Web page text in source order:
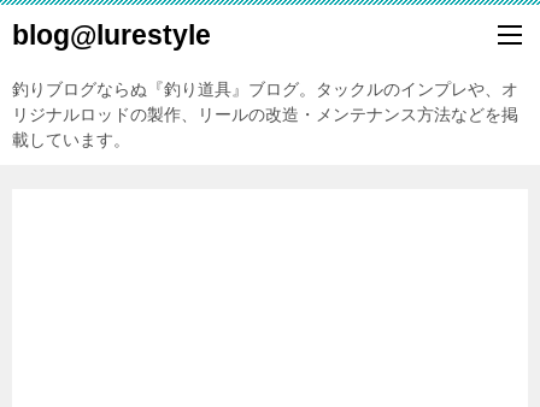
blog@lurestyle
釣りブログならぬ『釣り道具』ブログ。タックルのインプレや、オ
リジナルロッドの製作、リールの改造・メンテナンス方法などを掲
載しています。